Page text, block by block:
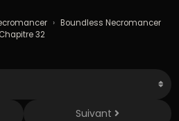
› Boundless Necromancer
Chapitre 32
Suivant